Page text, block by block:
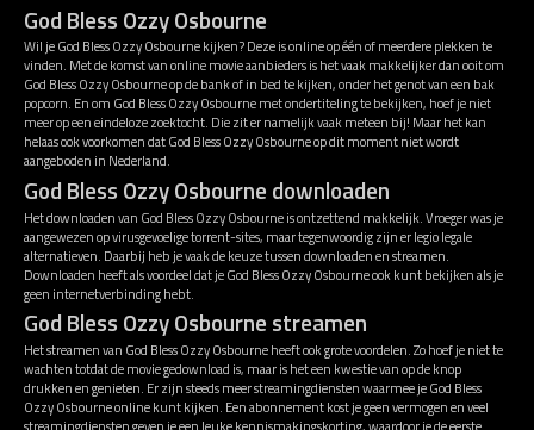
God Bless Ozzy Osbourne
Wil je God Bless Ozzy Osbourne kijken? Deze is online op één of meerdere plekken te
vinden. Met de komst van online movie aanbieders is het vaak makkelijker dan ooit om
God Bless Ozzy Osbourne op de bank of in bed te kijken, onder het genot van een bak
popcorn. En om God Bless Ozzy Osbourne met ondertiteling te bekijken, hoef je niet
meer op een eindeloze zoektocht. Die zit er namelijk vaak meteen bij! Maar het kan
helaas ook voorkomen dat God Bless Ozzy Osbourne op dit moment niet wordt
aangeboden in Nederland.
God Bless Ozzy Osbourne downloaden
Het downloaden van God Bless Ozzy Osbourne is ontzettend makkelijk. Vroeger was je
aangewezen op virusgevoelige torrent-sites, maar tegenwoordig zijn er legio legale
alternatieven. Daarbij heb je vaak de keuze tussen downloaden en streamen.
Downloaden heeft als voordeel dat je God Bless Ozzy Osbourne ook kunt bekijken als je
geen internetverbinding hebt.
God Bless Ozzy Osbourne streamen
Het streamen van God Bless Ozzy Osbourne heeft ook grote voordelen. Zo hoef je niet te
wachten totdat de movie gedownload is, maar is het een kwestie van op de knop
drukken en genieten. Er zijn steeds meer streamingdiensten waarmee je God Bless
Ozzy Osbourne online kunt kijken. Een abonnement kost je geen vermogen en veel